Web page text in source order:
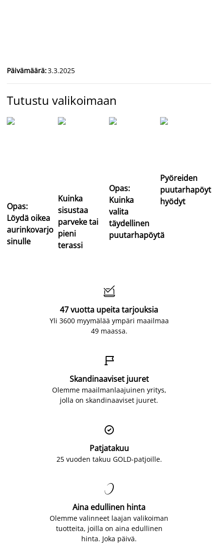
Päivämäärä:3.3.2025
Tutustu valikoimaan
Opas:
Löydä oikea
aurinkovarjo
sinulle
Kuinka
sisustaa
parveke tai
pieni
terassi
Opas:
Kuinka
valita
täydellinen
puutarhapöytä
Pyöreiden
hyödyt

47 vuotta upeita tarjouksia
Yli 3600 myymälää ympäri maailmaa
49 maassa.

Skandinaaviset juuret
Olemme maailmanlaajuinen yritys,
jolla on skandinaaviset juuret.

Patjatakuu
25 vuoden takuu GOLD-patjoille.

Aina edullinen hinta
Olemme valinneet laajan valikoiman
tuotteita, joilla on aina edullinen
hinta. Joka päivä.